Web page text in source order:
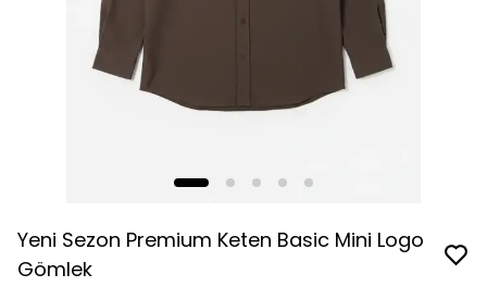
Yeni Sezon Premium Keten Basic Mini Logo
Gömlek